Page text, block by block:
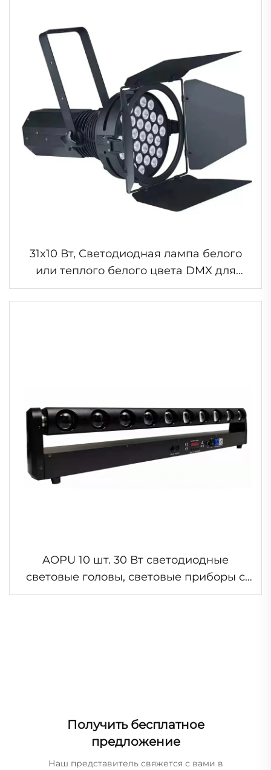
31x10 Вт, Светодиодная лампа белого
или теплого белого цвета DMX для
театра, выставки автомобилей, шоу
автомобиля
AOPU 10 шт. 30 Вт светодиодные
световые головы, световые приборы с
эффектом луча, 4 в 1, для освещения
Получить бесплатное
предложение
Наш представитель свяжется с вами в